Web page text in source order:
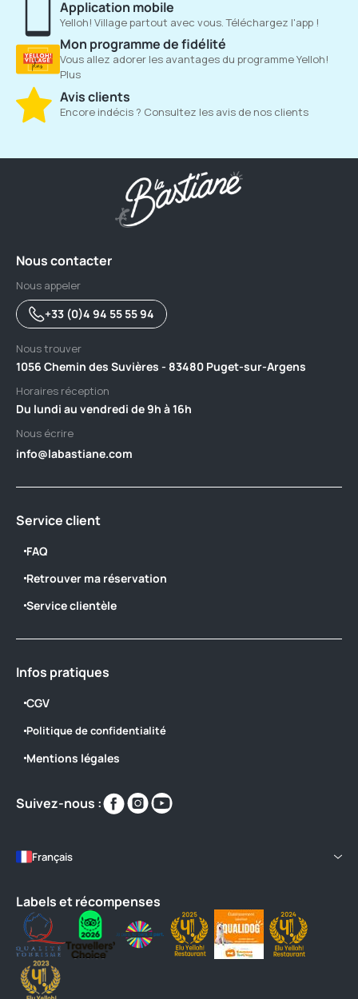
Application mobile
Yelloh! Village partout avec vous. Téléchargez l'app !
Mon programme de fidélité
Vous allez adorer les avantages du programme Yelloh!
Plus
Avis clients
Encore indécis ? Consultez les avis de nos clients
Nous contacter
Nous appeler
+33 (0)4 94 55 55 94
Nous trouver
1056 Chemin des Suvières - 83480 Puget-sur-Argens
Horaires réception
Du lundi au vendredi de 9h à 16h
Nous écrire
info@labastiane.com
Service client
FAQ
Retrouver ma réservation
Service clientèle
Infos pratiques
CGV
Politique de confidentialité
Mentions légales
Suivez-nous :
Retrouvez-
nous
https://www.facebook.com/labastiane/
Retrouvez-
nous
https://www.instagram.com/
https://www.youtube.com/
Français
Labels et récompenses